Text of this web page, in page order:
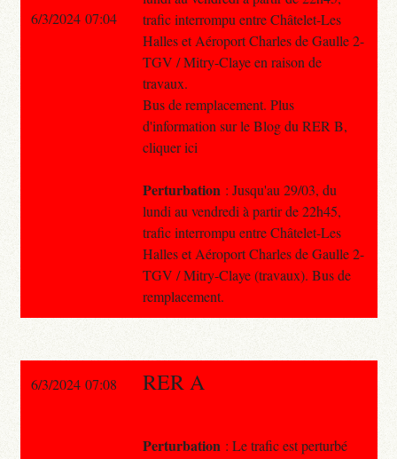
trafic interrompu entre Châtelet-Les
Halles et Aéroport Charles de Gaulle 2-
TGV / Mitry-Claye en raison de
travaux.
Bus de remplacement. Plus
d'information sur le Blog du RER B,
cliquer ici
Perturbation : Jusqu'au 29/03, du
lundi au vendredi à partir de 22h45,
trafic interrompu entre Châtelet-Les
Halles et Aéroport Charles de Gaulle 2-
TGV / Mitry-Claye (travaux). Bus de
remplacement.
6/3/2024 07:04
6/3/2024 07:08 RER A
Perturbation : Le trafic est perturbé